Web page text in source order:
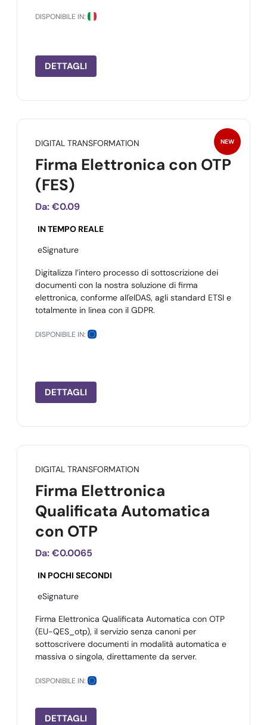
DISPONIBILE IN:
DETTAGLI
NEW
DIGITAL TRANSFORMATION
Firma Elettronica con OTP
(FES)
Da:€0.09
IN TEMPO REALE
eSignature
Digitalizza l’intero processo di sottoscrizione dei
documenti con la nostra soluzione di firma
elettronica, conforme all'eIDAS, agli standard ETSI e
totalmente in linea con il GDPR.
DISPONIBILE IN:
DETTAGLI
DIGITAL TRANSFORMATION
Firma Elettronica
Qualificata Automatica
con OTP
Da:€0.0065
IN POCHI SECONDI
eSignature
Firma Elettronica Qualificata Automatica con OTP
(EU-QES_otp), il servizio senza canoni per
sottoscrivere documenti in modalità automatica e
massiva o singola, direttamente da server.
DISPONIBILE IN:
DETTAGLI